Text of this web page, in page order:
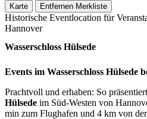
Karte Entfernen Merkliste
Historische Eventlocation für
Hannover
Wasserschloss Hülsede
Events im Wasserschloss Hülsede
Prachtvoll und erhaben: So
Hülsede im Süd-Westen von
min zum Flughafen und 4 km von